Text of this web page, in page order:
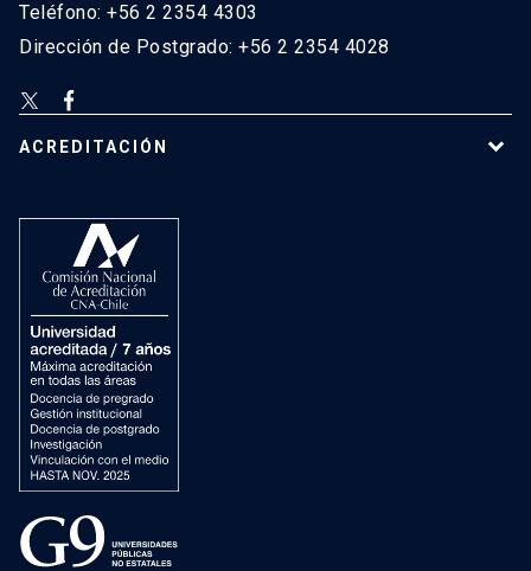
Teléfono: +56 2 2354 4303
Dirección de Postgrado: +56 2 2354 4028
ACREDITACIÓN